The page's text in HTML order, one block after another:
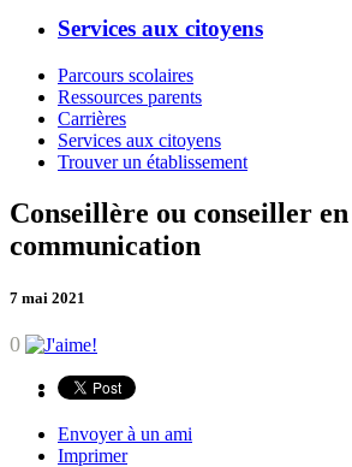
Services aux citoyens
Parcours scolaires
Ressources parents
Carrières
Services aux citoyens
Trouver un établissement
Conseillère ou conseiller en
communication
7 mai 2021
0
Envoyer à un ami
Imprimer